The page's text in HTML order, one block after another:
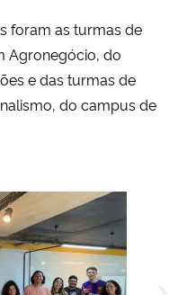
foram as turmas de
Agronegócio, do
e das turmas de
do campus de